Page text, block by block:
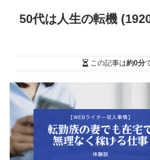
50代は人生の転機
この記事は約0分